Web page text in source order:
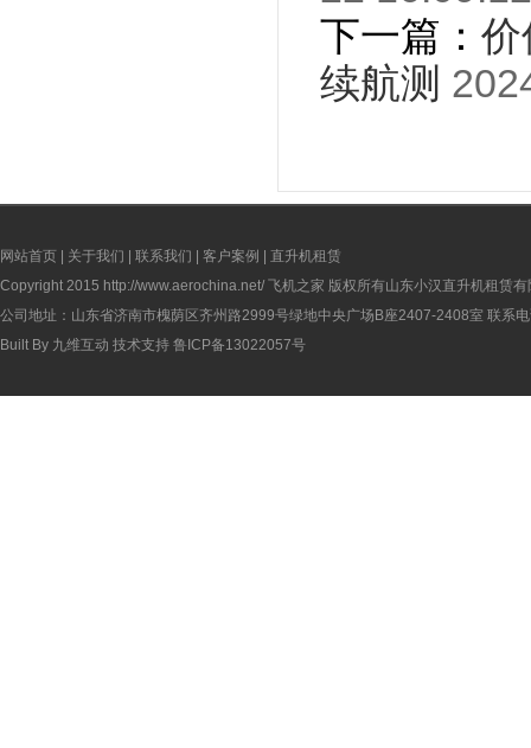
下一篇： 价
续航测
网站首页 | 关于我们 | 联系我们 | 客户案例 | 直升机租赁
Copyright 2015 http://www.aerochina.net/ 飞机之家 版权所有山东小汉直升机租赁有
公司地址：山东省济南市槐荫区齐州路2999号绿地中央广场B座2407-2408室 联系
Built By 九维互动 技术支持 鲁ICP备13022057号